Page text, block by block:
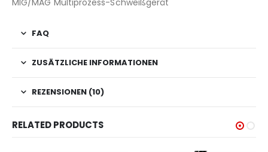
FAQ
ZUSÄTZLICHE INFORMATIONEN
REZENSIONEN (10)
RELATED PRODUCTS